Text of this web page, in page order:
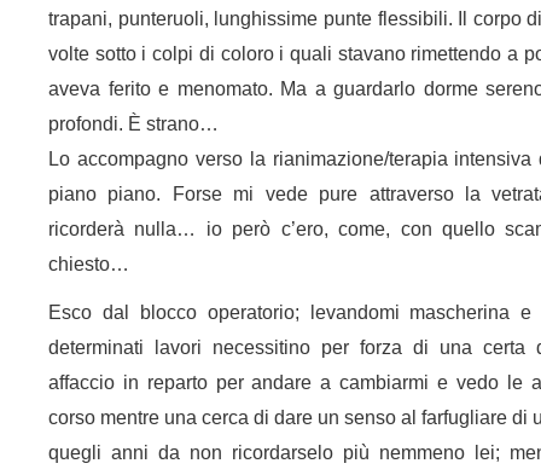
trapani, punteruoli, lunghissime punte flessibili. Il corpo
volte sotto i colpi di coloro i quali stavano rimettendo a
aveva ferito e menomato. Ma a guardarlo dorme
profondi. È strano…
Lo accompagno verso la rianimazione/terapia
piano piano. Forse mi vede pure attraverso la
ricorderà nulla… io però c’ero, come, con quello
chiesto…
Esco dal blocco operatorio; levandomi mascherina
determinati lavori necessitino per forza di una certa
affaccio in reparto per andare a cambiarmi e vedo le
corso mentre una cerca di dare un senso al farfugliare di
quegli anni da non ricordarselo più nemmeno lei;